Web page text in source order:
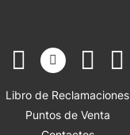
Libro de Reclamaciones
Puntos de Venta